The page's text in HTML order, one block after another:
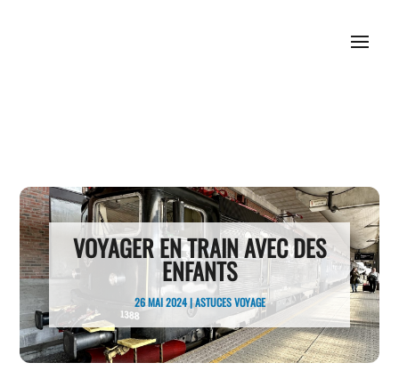
VOYAGER EN TRAIN AVEC DES
ENFANTS
26 MAI 2024|ASTUCES VOYAGE